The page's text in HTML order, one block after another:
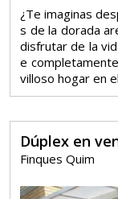
¿Te imaginas
s de la dorada
disfrutar de la
e
villoso hogar en
Dúplex en
Finques Quim